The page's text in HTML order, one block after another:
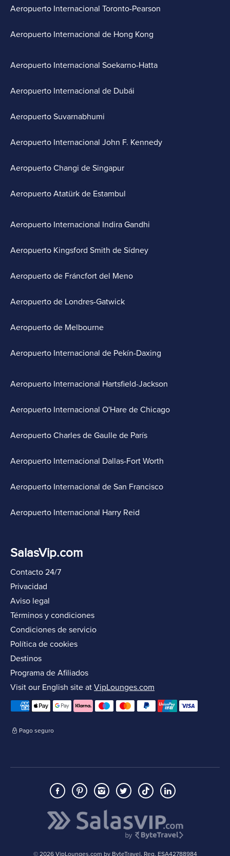
Aeropuerto Internacional Toronto-Pearson
Aeropuerto Internacional de Hong Kong
Aeropuerto Internacional Soekarno-Hatta
Aeropuerto Internacional de Dubái
Aeropuerto Suvarnabhumi
Aeropuerto Internacional John F. Kennedy
Aeropuerto Changi de Singapur
Aeropuerto Atatürk de Estambul
Aeropuerto Internacional Indira Gandhi
Aeropuerto Kingsford Smith de Sídney
Aeropuerto de Fráncfort del Meno
Aeropuerto de Londres-Gatwick
Aeropuerto de Melbourne
Aeropuerto Internacional de Pekín-Daxing
Aeropuerto Internacional Hartsfield-Jackson
Aeropuerto Internacional O'Hare de Chicago
Aeropuerto Charles de Gaulle de París
Aeropuerto Internacional Dallas-Fort Worth
Aeropuerto Internacional de San Francisco
Aeropuerto Internacional Harry Reid
SalasVip.com
Contacto 24/7
Privacidad
Aviso legal
Términos y condiciones
Condiciones de servicio
Política de cookies
Destinos
Programa de Afiliados
Visit our English site at VipLounges.com
Pago seguro
© 2026 VipLounges.com by ByteTravel, Reg. ESA42788984